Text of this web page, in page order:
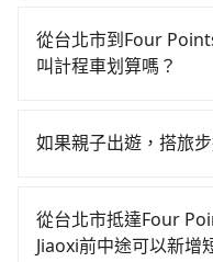
程車花費約200元、車
行進站、現場購票並於
的計程車，搭上小黃
5位同行，高鐵加轉乘
全程使用tripool並到府
時不需要閉目養神（
當天就要來回，那在
市（大安區）到Four
可能的每小時40元路
車保險與可能的罰單
從台北市到Four
叫計程車划算嗎？
灣大車隊、Uber、
計算，價格約為
車服務可再更便宜。但
如果親子出遊，搭旅
椅及兒童用增高墊供
出遊時安全更有保障。
從台北市抵達Four
Jiaoxi前中途可以新增